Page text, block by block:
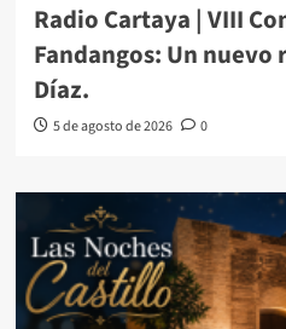
Radio Cartaya | VIII
Fandangos: Un nuevo
Díaz.
5 de agosto de 2026 0